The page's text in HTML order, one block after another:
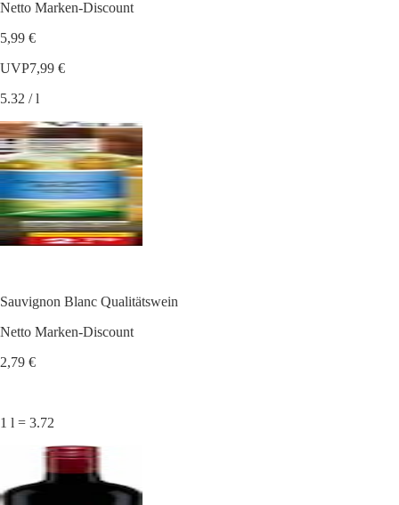
Netto Marken-Discount
5,99 €
UVP7,99 €
5.32 / l
Sauvignon Blanc Qualitätswein
Netto Marken-Discount
2,79 €
1 l = 3.72